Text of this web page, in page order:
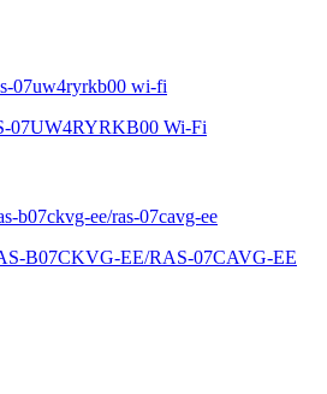
07UW4RYRKB00 Wi-Fi
B07CKVG-EE/RAS-07CAVG-EE